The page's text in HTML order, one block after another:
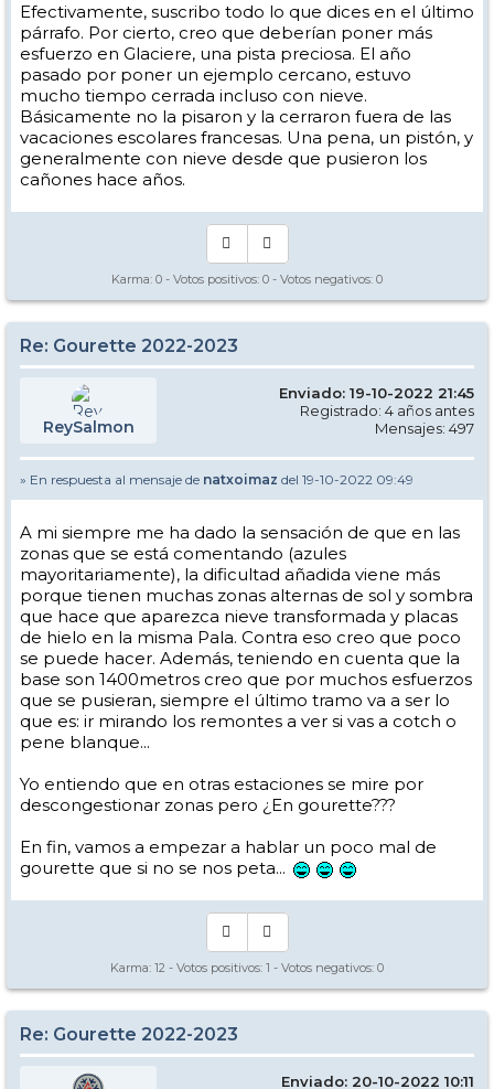
principiantes, en especial con niños. Lo viví de pequeño y lo he
revivido con mis hijos y amigos. Y lo que peor llevo es el cuello de
botella de la parte baja, es un infierno de gente, mala nieve y
peligroso. Además muchos años La Glaciere suele estar cerrada o con
poca nieve, con lo que todo el mundo baja por la principal.
¡Saludos foreros!
Efectivamente, suscribo todo lo que dices en el último
párrafo. Por cierto, creo que deberían poner más
esfuerzo en Glaciere, una pista preciosa. El año
pasado por poner un ejemplo cercano, estuvo
mucho tiempo cerrada incluso con nieve.
Básicamente no la pisaron y la cerraron fuera de las
vacaciones escolares francesas. Una pena, un pistón, y
generalmente con nieve desde que pusieron los
cañones hace años.
Karma: 0 - Votos positivos: 0 - Votos negativos: 0
Re: Gourette 2022-2023
ReySalmon
Enviado: 19-10-2022 21:45
Registrado: 4 años antes
Mensajes: 497
» En respuesta al mensaje de natxoimaz del 19-10-2022 09:49
A mi siempre me ha dado la sensación de que en las
zonas que se está comentando (azules
mayoritariamente), la dificultad añadida viene más
porque tienen muchas zonas alternas de sol y sombra
que hace que aparezca nieve transformada y placas
de hielo en la misma Pala. Contra eso creo que poco
se puede hacer. Además, teniendo en cuenta que la
base son 1400metros creo que por muchos esfuerzos
que se pusieran, siempre el último tramo va a ser lo
que es: ir mirando los remontes a ver si vas a cotch o
pene blanque...
Yo entiendo que en otras estaciones se mire por
descongestionar zonas pero ¿En gourette???
En fin, vamos a empezar a hablar un poco mal de
gourette que si no se nos peta...
Karma: 12 - Votos positivos: 1 - Votos negativos: 0
Re: Gourette 2022-2023
Enviado: 20-10-2022 10:11